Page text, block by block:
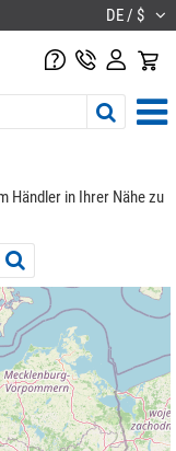
DE / $
Händler in Ihrer Nähe zu